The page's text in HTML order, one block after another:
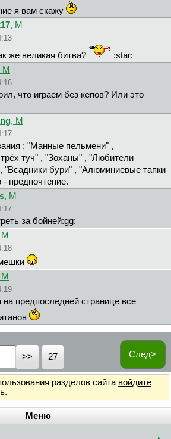
я вам скажу
, М
же великая битва?
:star:
М
что играем без кепов? Или это
, М
: "Манные пельмени" ,
туч" , "Зоханы" , "Любители
"Всадники бури" , "Алюминиевые тапки
- предпочтение.
, М
за бойней:gg:
М
М
предпоследней странице все
След>
27
разделов сайта войдите
.
Меню